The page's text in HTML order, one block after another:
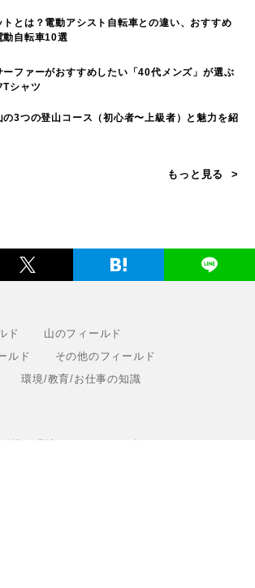
トとは？電動アシスト自転車との違い、おすすめ
動自転車10選
ーファーがおすすめしたい「40代メンズ」が選ぶ
Tシャツ
の3つの登山コース（初心者〜上級者）と魅力を紹
もっと見る
ド
山のフィールド
ルド
その他のフィールド
環境/教育/お仕事の知識